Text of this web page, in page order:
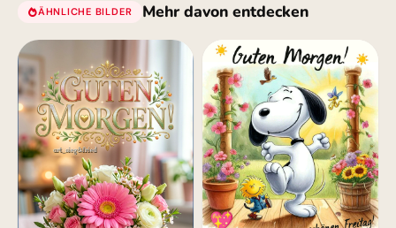
ÄHNLICHE BILDER Mehr davon entdecken